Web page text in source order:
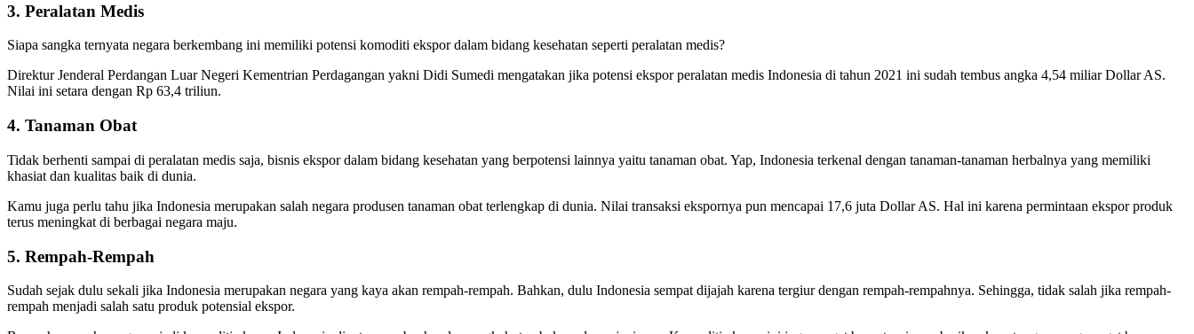
3. Peralatan Medis
Siapa sangka ternyata negara berkembang ini memiliki potensi komoditi ekspor dalam bidang kesehatan seperti peralatan medis?
Direktur Jenderal Perdangan Luar Negeri Kementrian Perdagangan yakni Didi Sumedi mengatakan jika potensi ekspor peralatan medis Indonesia di tahun 2021 ini sudah tembus angka 4,54 miliar Dollar AS.
Nilai ini setara dengan Rp 63,4 triliun.
4. Tanaman Obat
Tidak berhenti sampai di peralatan medis saja, bisnis ekspor dalam bidang kesehatan yang berpotensi lainnya yaitu tanaman obat. Yap, Indonesia terkenal dengan tanaman-tanaman herbalnya yang memiliki
khasiat dan kualitas baik di dunia.
Kamu juga perlu tahu jika Indonesia merupakan salah negara produsen tanaman obat terlengkap di dunia. Nilai transaksi ekspornya pun mencapai 17,6 juta Dollar AS. Hal ini karena permintaan ekspor produk
terus meningkat di berbagai negara maju.
5. Rempah-Rempah
Sudah sejak dulu sekali jika Indonesia merupakan negara yang kaya akan rempah-rempah. Bahkan, dulu Indonesia sempat dijajah karena tergiur dengan rempah-rempahnya. Sehingga, tidak salah jika rempah-
rempah menjadi salah satu produk potensial ekspor.